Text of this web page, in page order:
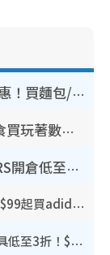
長者優惠｜OK便利店推樂悠咭優惠！買麵包/牛奶/保健品拍卡即減
【8月生日優惠2026】全港85大食買玩著數攻略 自助餐/火鍋放題同行免費＋誠品/DONKI送現金券
開倉優惠｜銅鑼灣MICHAEL KORS開倉低至17折！直擊$500起買手袋/銀包/鞋款 必買經典Jet Set系列
開倉優惠｜馬拉松開倉低至3折！直擊$99起買adidas／New Balance／Puma鞋款 STANLEY保溫杯劈價至$119起
廚具優惠｜普樂氏/意美廚/Buffalo廚具低至3折！$89起買煎鍋／炒鑊／個人鍋 同場小家電激減至$99起